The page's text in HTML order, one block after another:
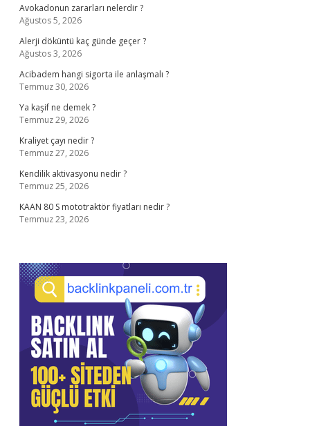
Avokadonun zararları nelerdir ?
Ağustos 5, 2026
Alerji döküntü kaç günde geçer ?
Ağustos 3, 2026
Acibadem hangi sigorta ile anlaşmalı ?
Temmuz 30, 2026
Ya kaşif ne demek ?
Temmuz 29, 2026
Kraliyet çayı nedir ?
Temmuz 27, 2026
Kendilik aktivasyonu nedir ?
Temmuz 25, 2026
KAAN 80 S mototraktör fiyatları nedir ?
Temmuz 23, 2026